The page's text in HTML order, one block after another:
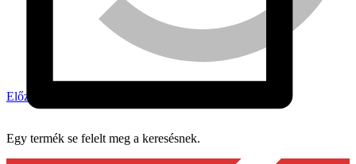
Bühnen
Előzmény
Egy termék se felelt meg a keresésnek.